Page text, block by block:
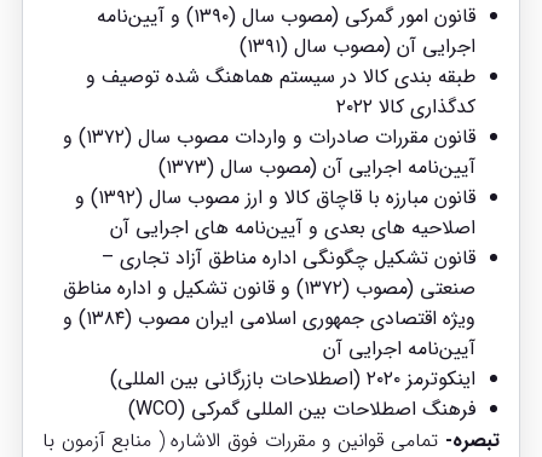
قانون امور گمرکی
(مصوب سال (۱۳۹۰) و آیین‌نامه
اجرایی آن (مصوب سال (۱۳۹۱)
طبقه بندی کالا در سیستم هماهنگ شده توصیف و
کدگذاری کالا ۲۰۲۲
قانون مقررات صادرات و واردات
مصوب سال (۱۳۷۲) و
آیین‌نامه اجرایی آن (مصوب سال (۱۳۷۳)
قانون مبارزه با قاچاق کالا و ارز
مصوب سال (۱۳۹۲) و
اصلاحیه های بعدی و آیین‌نامه های اجرایی آن
قانون تشکیل چگونگی اداره مناطق آزاد تجاری –
صنعتی (مصوب (۱۳۷۲) و
قانون تشکیل و اداره مناطق
ویژه اقتصادی جمهوری اسلامی ایران
مصوب (۱۳۸۴) و
آیین‌نامه اجرایی آن
اینکوترمز ۲۰۲۰ (اصطلاحات بازرگانی بین المللی)
فرهنگ اصطلاحات بین المللی گمرکی (WCO)
تبصره- تمامی قوانین و مقررات فوق الاشاره ( منابع آزمون با